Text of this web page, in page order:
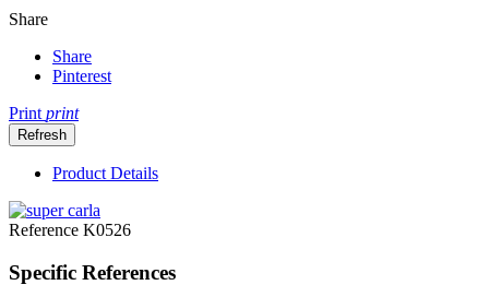
Share
Share
Pinterest
Print print
Product Details
Reference K0526
Specific References